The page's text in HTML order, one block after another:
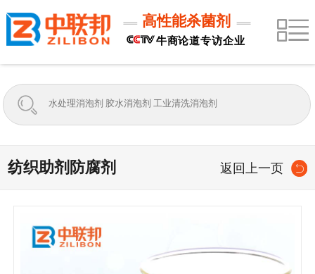
高性能杀菌剂
牛商论道专访企业
纺织助剂防腐剂 返回上一页